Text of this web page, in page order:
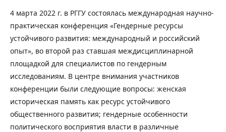
4 марта 2022 г. в РГГУ состоялась международная научно-
практическая конференция «Гендерные ресурсы
устойчивого развития: международный и российский
опыт», во второй раз ставшая междисциплинарной
площадкой для специалистов по гендерным
исследованиям. В центре внимания участников
конференции были следующие вопросы: женская
историческая память как ресурс устойчивого
общественного развития; гендерные особенности
политического восприятия власти в различные